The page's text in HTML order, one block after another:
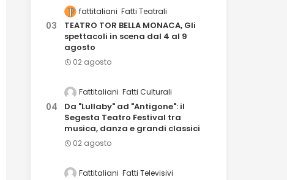
fattitaliani Fatti Teatrali
TEATRO TOR BELLA MONACA, Gli
spettacoli in scena dal 4 al 9
agosto
02 agosto
Fattitaliani Fatti Culturali
Da "Lullaby" ad "Antigone": il
Segesta Teatro Festival tra
musica, danza e grandi classici
02 agosto
Fattitaliani Fatti Televisivi